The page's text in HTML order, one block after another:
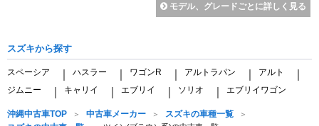
モデル、グレードごとに詳しく見る
スズキから探す
スペーシア ハスラー ワゴンR アルトラパン アルト
ジムニー キャリイ エブリイ ソリオ エブリイワゴン
沖縄中古車TOP 中古車メーカー
スズキの車種一覧